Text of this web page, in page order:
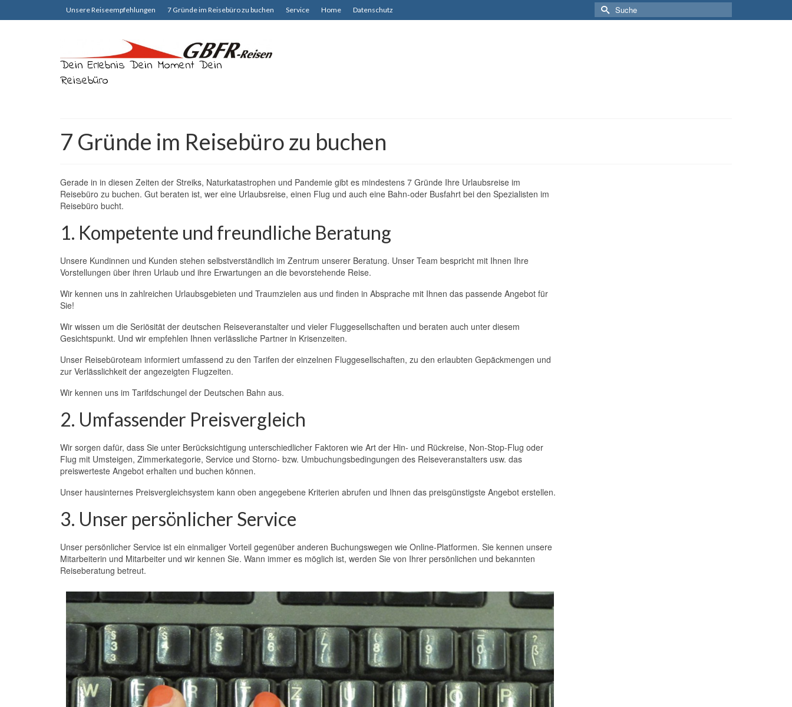
Unsere Reiseempfehlungen 7 Gründe im Reisebüro zu buchen Service Home Datenschutz
Suche
nach:
Dein Erlebnis Dein Moment Dein
Reisebüro
7 Gründe im Reisebüro zu buchen
Gerade in in diesen Zeiten der Streiks, Naturkatastrophen und Pandemie gibt es mindestens 7 Gründe Ihre Urlaubsreise im
Reisebüro zu buchen. Gut beraten ist, wer eine Urlaubsreise, einen Flug und auch eine Bahn-oder Busfahrt bei den Spezialisten im
Reisebüro bucht.
1. Kompetente und freundliche Beratung
Unsere Kundinnen und Kunden stehen selbstverständlich im Zentrum unserer Beratung. Unser Team bespricht mit Ihnen Ihre
Vorstellungen über ihren Urlaub und ihre Erwartungen an die bevorstehende Reise.
Wir kennen uns in zahlreichen Urlaubsgebieten und Traumzielen aus und finden in Absprache mit Ihnen das passende Angebot für
Sie!
Wir wissen um die Seriösität der deutschen Reiseveranstalter und vieler Fluggesellschaften und beraten auch unter diesem
Gesichtspunkt. Und wir empfehlen Ihnen verlässliche Partner in Krisenzeiten.
Unser Reisebüroteam informiert umfassend zu den Tarifen der einzelnen Fluggesellschaften, zu den erlaubten Gepäckmengen und
zur Verlässlichkeit der angezeigten Flugzeiten.
Wir kennen uns im Tarifdschungel der Deutschen Bahn aus.
2. Umfassender Preisvergleich
Wir sorgen dafür, dass Sie unter Berücksichtigung unterschiedlicher Faktoren wie Art der Hin- und Rückreise, Non-Stop-Flug oder
Flug mit Umsteigen, Zimmerkategorie, Service und Storno- bzw. Umbuchungsbedingungen des Reiseveranstalters usw. das
preiswerteste Angebot erhalten und buchen können.
Unser hausinternes Preisvergleichsystem kann oben angegebene Kriterien abrufen und Ihnen das preisgünstigste Angebot erstellen.
3. Unser persönlicher Service
Unser persönlicher Service ist ein einmaliger Vorteil gegenüber anderen Buchungswegen wie Online-Platformen. Sie kennen unsere
Mitarbeiterin und Mitarbeiter und wir kennen Sie. Wann immer es möglich ist, werden Sie von Ihrer persönlichen und bekannten
Reiseberatung betreut.